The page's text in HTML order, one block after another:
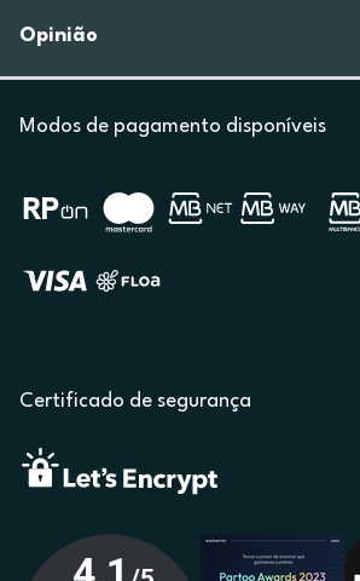
Opinião
Modos de pagamento disponíveis
Certificado de segurança